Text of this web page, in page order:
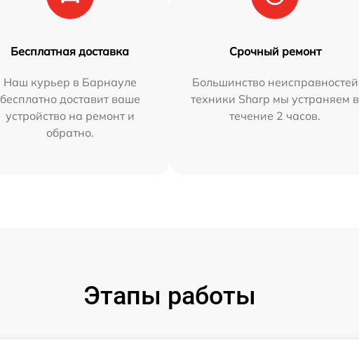
Бесплатная доставка
Наш курьер в Барнауле
бесплатно доставит ваше
устройство на ремонт и
обратно.
Срочный ремонт
Большинство неисправностей
техники Sharp мы устраняем в
течение 2 часов.
Этапы работы